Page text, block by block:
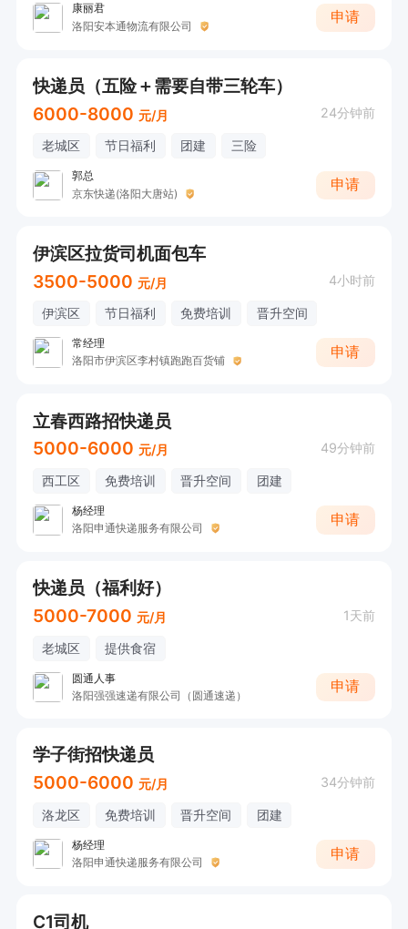
康丽君
洛阳安本通物流有限公司
申请
快递员（五险＋需要自带三轮车）
6000-8000 元/月 24分钟前
老城区 节日福利 团建 三险
郭总
京东快递(洛阳大唐站)
申请
伊滨区拉货司机面包车
3500-5000 元/月 4小时前
伊滨区 节日福利 免费培训 晋升空间
常经理
洛阳市伊滨区李村镇跑跑百货铺
申请
立春西路招快递员
5000-6000 元/月 49分钟前
西工区 免费培训 晋升空间 团建
杨经理
洛阳申通快递服务有限公司
申请
快递员（福利好）
5000-7000 元/月 1天前
老城区 提供食宿
圆通人事
洛阳强强速递有限公司（圆通速递）
申请
学子街招快递员
5000-6000 元/月 34分钟前
洛龙区 免费培训 晋升空间 团建
杨经理
洛阳申通快递服务有限公司
申请
C1司机